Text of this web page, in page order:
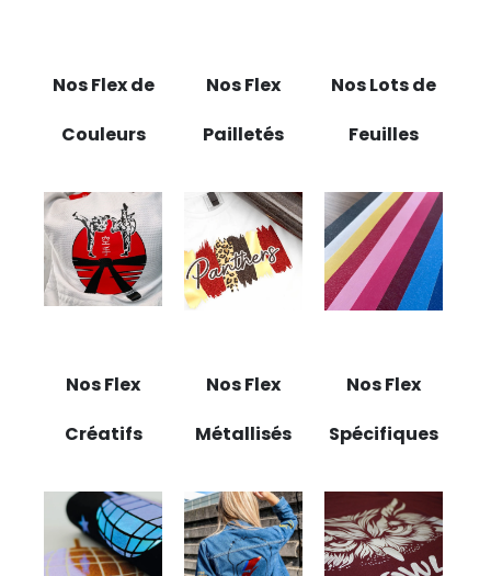
Nos Flex de
Couleurs
Nos Flex
Pailletés
Nos Lots de
Feuilles
Nos Flex
Créatifs
Nos Flex
Métallisés
Nos Flex
Spécifiques